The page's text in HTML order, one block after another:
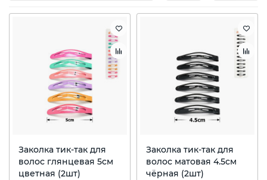
Заколка тик-так для
волос глянцевая 5см
цветная (2шт)
Заколка тик-так для
волос матовая 4.5см
чёрная (2шт)